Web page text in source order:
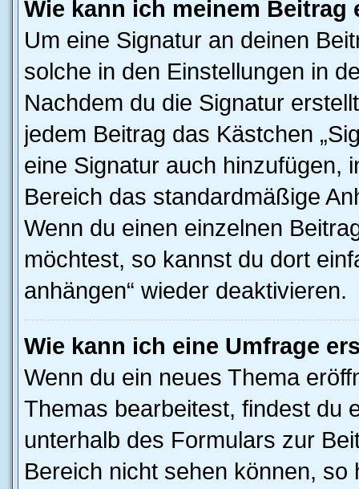
Wie kann ich meinem
Um eine Signatur an deinen
solche in den Einstellungen in
Nachdem du die Signatur
jedem Beitrag das Kästchen
eine Signatur auch hinzufügen,
Bereich das standardmäßige
Wenn du einen einzelnen
möchtest, so kannst du dort
anhängen“ wieder deaktivieren.
Wie kann ich eine Umfrage
Wenn du ein neues Thema
Themas bearbeitest, findest du
unterhalb des Formulars zur
Bereich nicht sehen können,